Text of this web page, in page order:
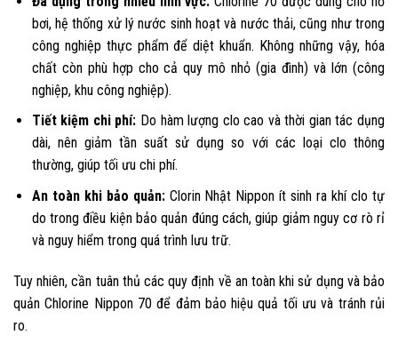
bơi, hệ thống xử lý nước sinh hoạt và nước thải, cũng như trong
công nghiệp thực phẩm để diệt khuẩn. Không những vậy, hóa
chất còn phù hợp cho cả quy mô nhỏ (gia đình) và lớn (công
nghiệp, khu công nghiệp).
Tiết kiệm chi phí: Do hàm lượng clo cao và thời gian tác dụng
dài, nên giảm tần suất sử dụng so với các loại clo thông
thường, giúp tối ưu chi phí.
An toàn khi bảo quản:Clorin Nhật Nippon ít sinh ra khí clo tự
do trong điều kiện bảo quản đúng cách, giúp giảm nguy cơ rò rỉ
và nguy hiểm trong quá trình lưu trữ.
Tuy nhiên, cần tuân thủ các quy định về an toàn khi sử dụng và bảo
quản Chlorine Nippon 70 để đảm bảo hiệu quả tối ưu và tránh rủi
ro.